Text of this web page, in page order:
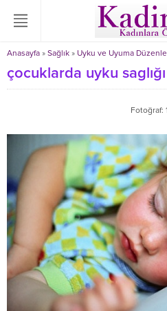
Anasayfa » Sağlık » Uyku ve Uyuma
çocuklarda uyku saglığı
Fotoğraf: